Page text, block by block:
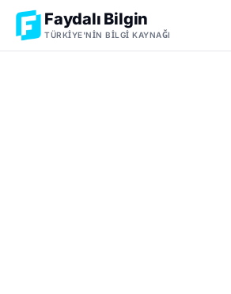
Faydalı Bilgin
TÜRKIYE'NIN BILGI KAYNAĞI